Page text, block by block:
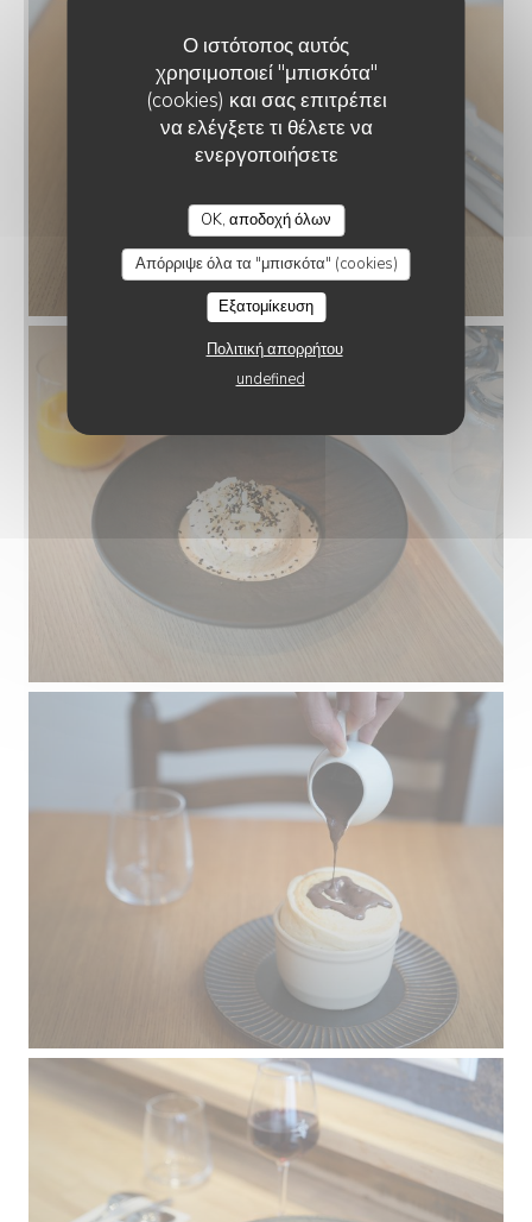
Ο ιστότοπος αυτός
χρησιμοποιεί "μπισκότα"
(cookies) και σας επιτρέπει
να ελέγξετε τι θέλετε να
ενεργοποιήσετε
OK, αποδοχή όλων
Απόρριψε όλα τα "μπισκότα" (cookies)
Εξατομίκευση
Πολιτική απορρήτου
undefined